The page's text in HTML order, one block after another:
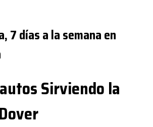
7 días a la semana en
Sirviendo la